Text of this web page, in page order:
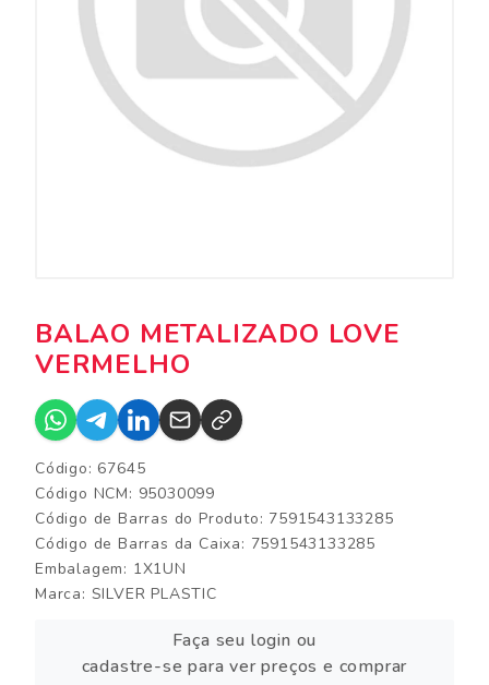
BALAO METALIZADO LOVE
VERMELHO
Código: 67645
Código NCM: 95030099
Código de Barras do Produto: 7591543133285
Código de Barras da Caixa: 7591543133285
Embalagem: 1X1UN
Marca: SILVER PLASTIC
Faça seu login ou
cadastre-se para ver preços e comprar